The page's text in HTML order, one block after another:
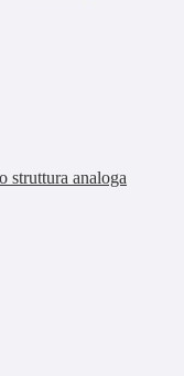
struttura analoga